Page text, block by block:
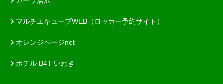
マルチエキューブWEB（ロッカー予約サイト）
オレンジページnet
ホテル B4T いわき